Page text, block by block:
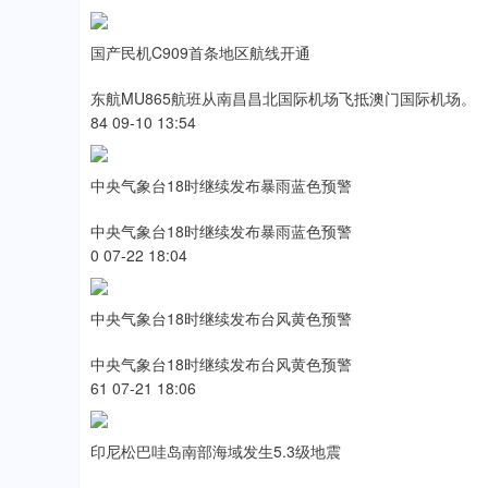
国产民机C909首条地区航线开通
东航MU865航班从南昌昌北国际机场飞抵澳门国际机场。
84 09-10 13:54
中央气象台18时继续发布暴雨蓝色预警
中央气象台18时继续发布暴雨蓝色预警
0 07-22 18:04
中央气象台18时继续发布台风黄色预警
中央气象台18时继续发布台风黄色预警
61 07-21 18:06
印尼松巴哇岛南部海域发生5.3级地震
1.42%